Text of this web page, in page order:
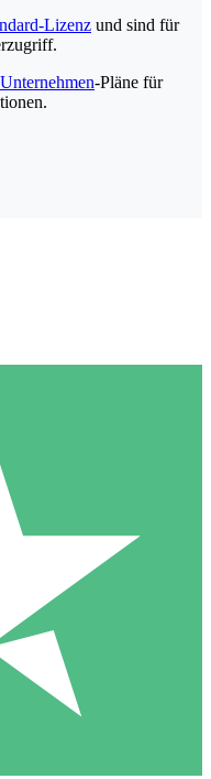
Pakete
Credits. Keine
erforderlich.
Lizenz und sind für
Unternehmen-Pläne für